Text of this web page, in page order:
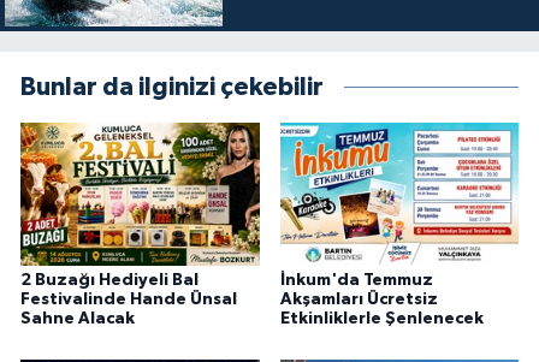
Bunlar da ilginizi çekebilir
2 Buzağı Hediyeli Bal
Festivalinde Hande Ünsal
Sahne Alacak
İnkum'da Temmuz
Akşamları Ücretsiz
Etkinliklerle Şenlenecek